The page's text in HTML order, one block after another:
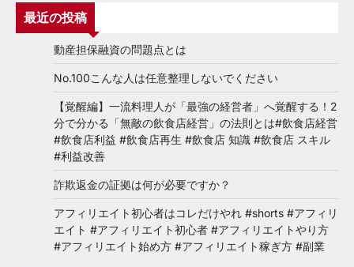
最近の投稿
動産担保融資の問題点とは
No.100こんな人は任意整理しないでください
【覚醒編】一流料理人が「最強の経営者」へ覚醒する！2
分で分かる「無敵の飲食店経営」の法則とは#飲食店経営
#飲食店利益 #飲食店再生 #飲食店 知識 #飲食店 スキル
#利益改善
詐欺返金の証拠は何が必要ですか？
アフィリエイト初心者はコレだけやれ #shorts #アフィリ
エイト #アフィリエイト初心者 #アフィリエイトやり方
#アフィリエイト始め方 #アフィリエイト稼ぎ方 #副業